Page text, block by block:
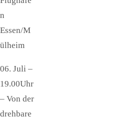
n
Essen/M
ülheim
06. Juli –
19.00Uhr
– Von der
drehbare